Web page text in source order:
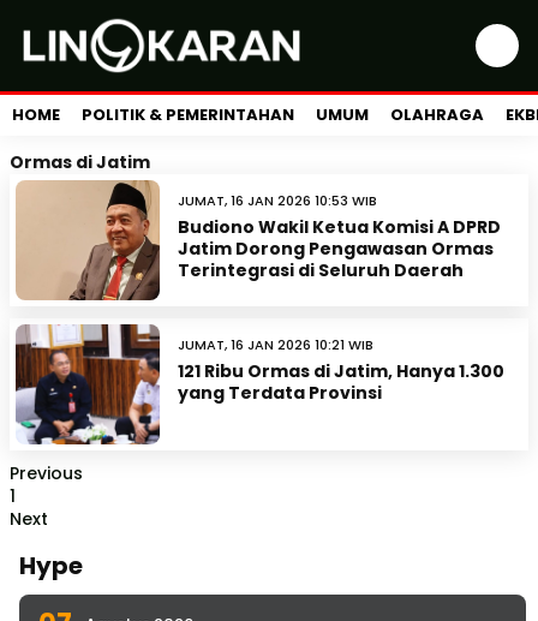
HOME POLITIK & PEMERINTAHAN UMUM OLAHRAGA
Ormas di Jatim
JUMAT, 16 JAN 2026 10:53 WIB
Budiono Wakil Ketua Komisi A DPRD
Jatim Dorong Pengawasan Ormas
Terintegrasi di Seluruh Daerah
JUMAT, 16 JAN 2026 10:21 WIB
121 Ribu Ormas di Jatim, Hanya 1.300
yang Terdata Provinsi
Previous
1
Next
Hype